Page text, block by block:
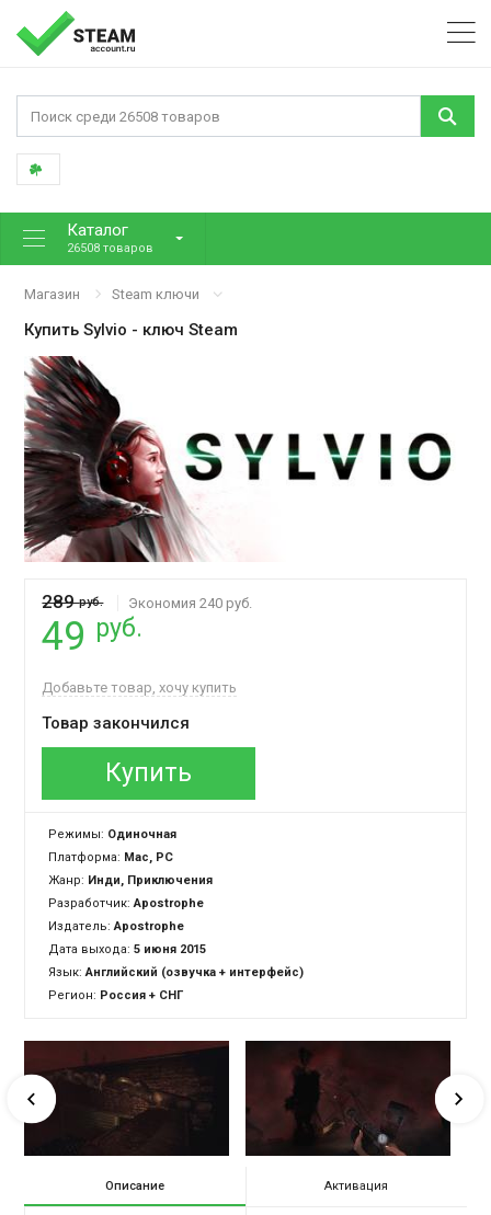
Каталог
26508 товаров
Магазин Steam ключи
КупитьSylvio - ключ Steam
289руб. Экономия 240 руб.
49 руб.
Добавьте товар, хочу купить
Товар закончился
Купить
Режимы: Одиночная
Платформа: Mac, PC
Жанр: Инди, Приключения
Разработчик:Apostrophe
Издатель:Apostrophe
Дата выхода: 5 июня 2015
Язык:Английский (озвучка + интерфейс)
Регион: Россия + СНГ
Описание Активация